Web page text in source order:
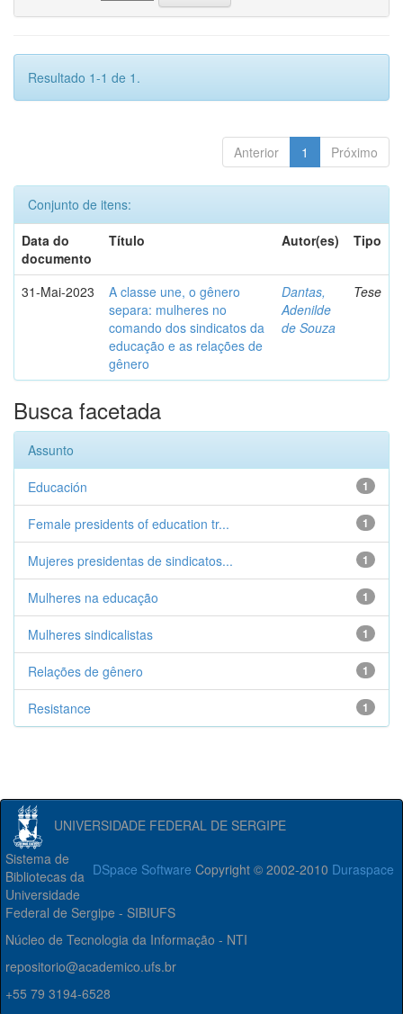
Resultado 1-1 de 1.
Anterior 1 Próximo
Conjunto de itens:
Data do
documento
Título Autor(es) Tipo
31-Mai-2023
A classe une, o gênero
separa: mulheres no
comando dos sindicatos da
educação e as relações de
gênero
Dantas,
Adenilde
de Souza
Tese
Busca facetada
Assunto
1
Educación
1
Female presidents of education tr...
1
Mujeres presidentas de sindicatos...
1
Mulheres na educação
1
Mulheres sindicalistas
1
Relações de gênero
1
Resistance
UNIVERSIDADE FEDERAL DE SERGIPE
DSpace Software Copyright © 2002-2010 Duraspace
Sistema de
Bibliotecas da
Universidade
Federal de Sergipe - SIBIUFS
Núcleo de Tecnologia da Informação - NTI
repositorio@academico.ufs.br
+55 79 3194-6528